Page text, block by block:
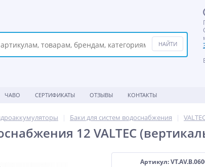
ЧАВО СЕРТИФИКАТЫ ОТЗЫВЫ КОНТАКТЫ
Баки для систем водоснабжения
12 VALTEC
Артикул: